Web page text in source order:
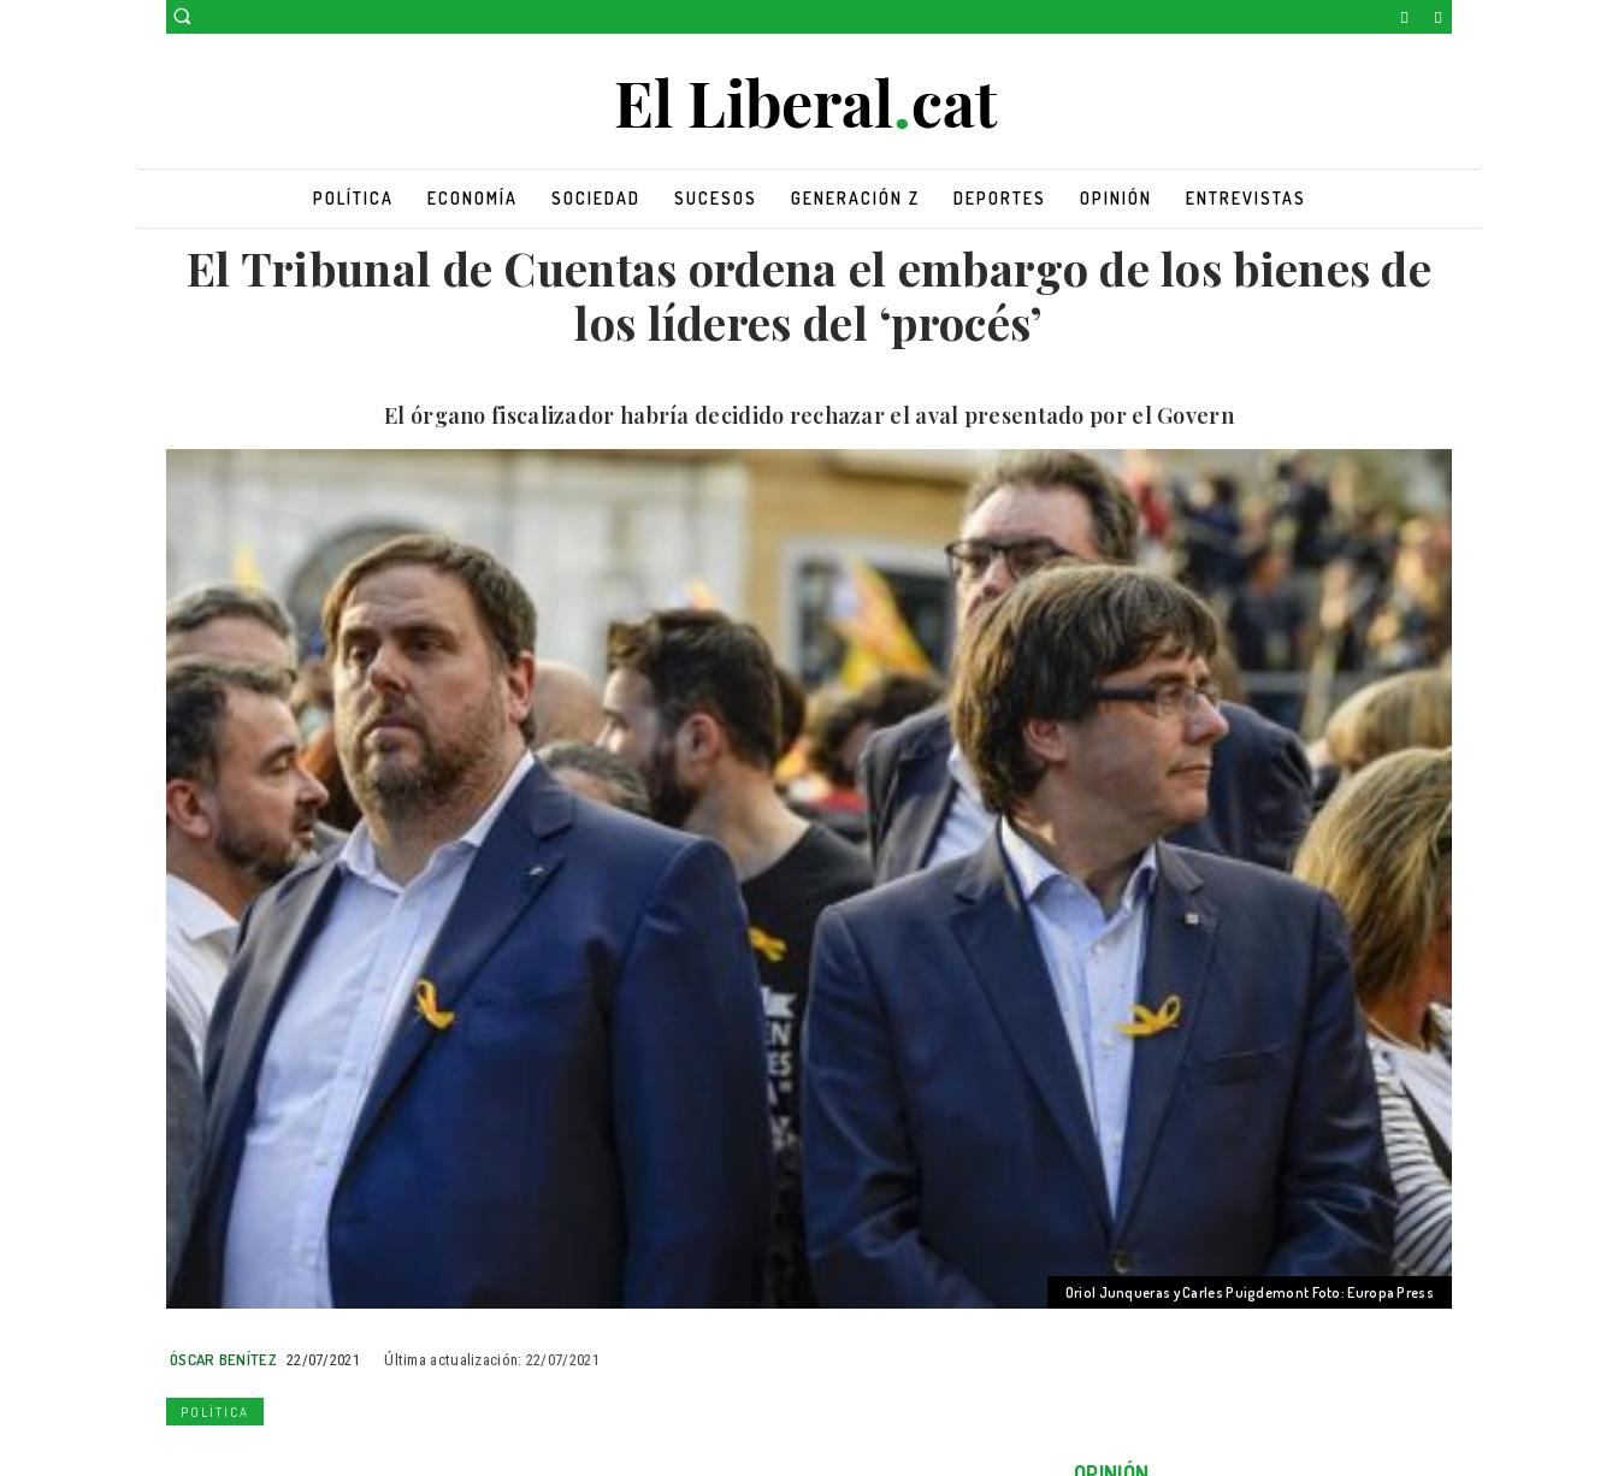
POLÍTICA ECONOMÍA SOCIEDAD SUCESOS GENERACIÓN Z DEPORTES OPINIÓN ENTREVISTAS
El Tribunal de Cuentas ordena el embargo de los bienes de
los líderes del ‘procés’
El órgano fiscalizador habría decidido rechazar el aval presentado por el Govern
Oriol Junqueras y Carles Puigdemont Foto: Europa Press
ÓSCAR BENÍTEZ 22/07/2021 Última actualización: 22/07/2021
POLÍTICA